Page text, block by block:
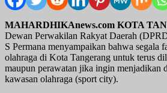
MAHARDHIKAnews.com KOTA
Dewan Perwakilan Rakyat Daerah
S Permana menyampaikan bahwa segala
olahraga di Kota Tangerang untuk terus
maupun perawatan jika ingin menjadikan
kawasan olahraga (sport city).